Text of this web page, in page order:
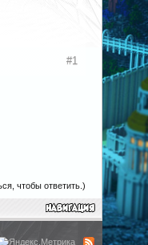
#1
чтобы ответить.)